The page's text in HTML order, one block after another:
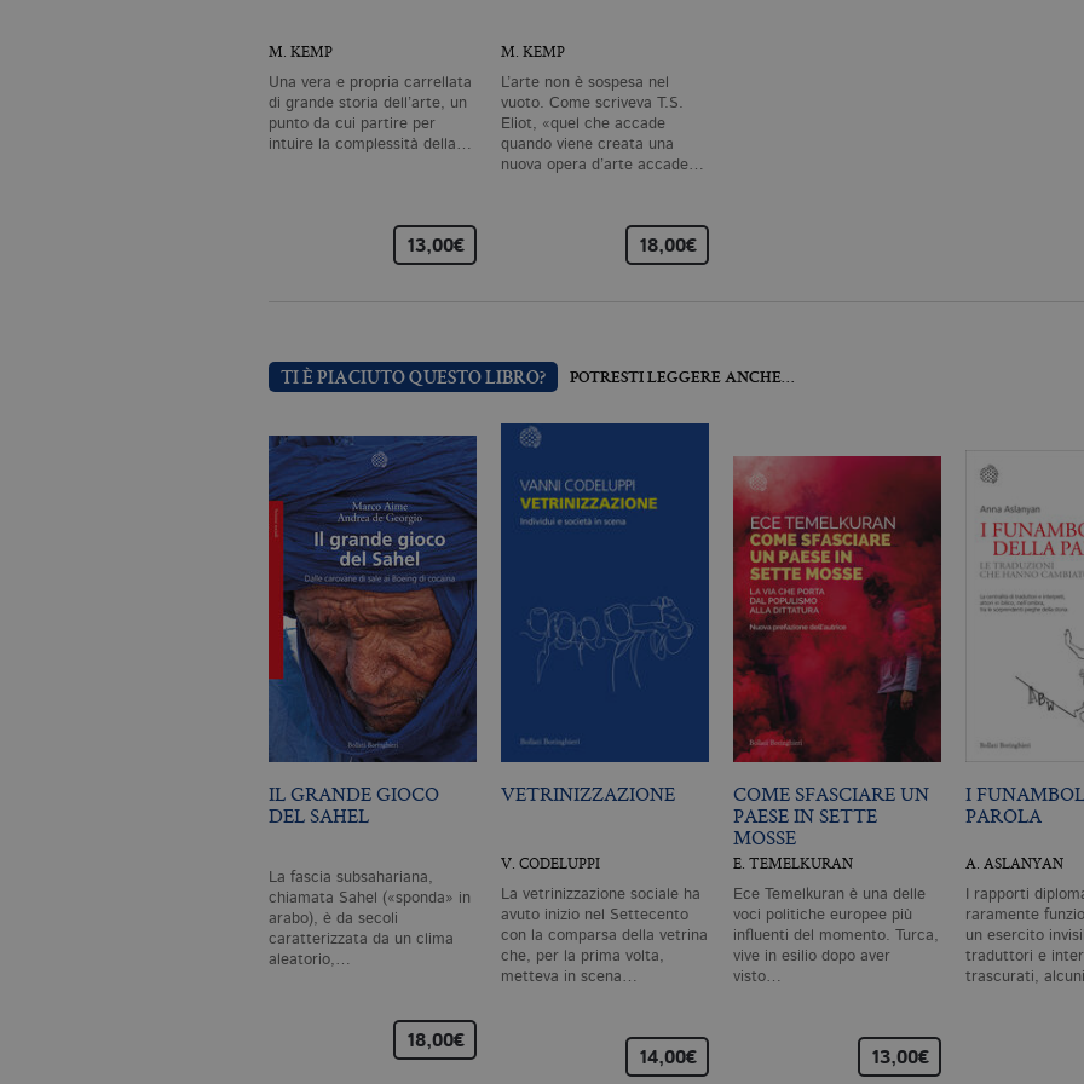
M. KEMP
Una vera e propria carrellata
di grande storia dell’arte, un
punto da cui partire per
intuire la complessità della…
13,00€
M. KEMP
L’arte non è sospesa nel
vuoto. Come scriveva T.S.
Eliot, «quel che accade
quando viene creata una
nuova opera d’arte accade…
18,00€
TI È PIACIUTO QUESTO LIBRO? POTRESTI LEGGERE ANCHE…
IL GRANDE GIOCO
DEL SAHEL
La fascia subsahariana,
chiamata Sahel («sponda» in
arabo), è da secoli
caratterizzata da un clima
aleatorio,…
18,00€
VETRINIZZAZIONE
V. CODELUPPI
La vetrinizzazione sociale ha
avuto inizio nel Settecento
con la comparsa della vetrina
che, per la prima volta,
metteva in scena…
14,00€
COME SFASCIARE UN
PAESE IN SETTE
MOSSE
E. TEMELKURAN
Ece Temelkuran è una delle
voci politiche europee più
influenti del momento. Turca,
vive in esilio dopo aver
visto…
13,00€
I
PAROLA
A. ASLANYAN
I rapporti
raramente
un esercito
traduttori e
trascurati,
CookieScriptConsent
.bollatiboringhieri.it
_ga
.bollatiboringhieri.it
.bollatiboringhieri.it 1 giorno
viene utilizzato per limitare la quantità di dati registrati
alto volume di traffico.
Nome Dominio Scadenza
Descrizione
_fbp
.bollatiboringhieri.it
Utilizzato da Facebook per fornire una serie di prodotti pubblicitari
da inserzionisti di terze parti